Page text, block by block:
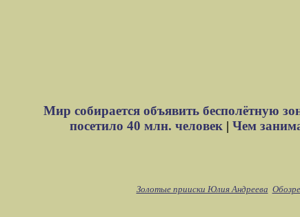
Мир собирается объявить бесполётную
посетило 40 млн. человек| Чем
Золотые прииски Юлия Андреева